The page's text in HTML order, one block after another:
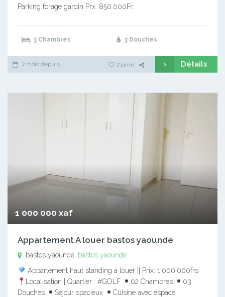
Parking forage gardin Prx: 850.000Fr…
3 Chambres 3 Douches
7 mois depuis J'aime Détails
1 000 000 xaf
Appartement A louer bastos yaounde
bastos yaounde, bastos yaounde
Appartement haut standing à louer || Prix: 1.000.000frs
Localisation | Quartier : #GOLF
02 Chambres
03
Douches
Séjour spacieux
Cuisine avec espace